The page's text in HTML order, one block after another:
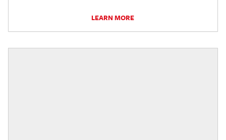
LEARN MORE